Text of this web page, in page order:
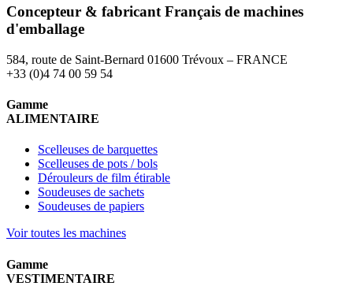
Concepteur & fabricant Français de machines
d'emballage
584, route de Saint-Bernard 01600 Trévoux – FRANCE
+33 (0)4 74 00 59 54
Gamme
ALIMENTAIRE
Scelleuses de barquettes
Scelleuses de pots / bols
Dérouleurs de film étirable
Soudeuses de sachets
Soudeuses de papiers
Voir toutes les machines
Gamme
VESTIMENTAIRE